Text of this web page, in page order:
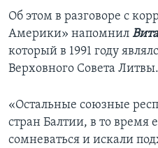
Об этом в разговоре с
Америки» напомнил
который в 1991 году
Верховного Совета Литвы.
«Остальные союзные
стран Балтии, в то время
сомневаться и искали